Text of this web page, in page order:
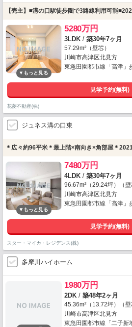
【売主】■溝の口駅徒歩圏で3路線利用可能
5280万円
3LDK / 築30年7ヶ月
57.29m²（壁芯）
川崎市高津区北見方
東急田園都市線「高津」
見学予約(無料)
花菱不動産(株)
ジュネス溝の口東
＊広々約96平米＊最上階×南向き×角部屋＊
7480万円
4LDK / 築30年7ヶ月
96.67m²（29.24坪）（壁
川崎市高津区北見方
東急田園都市線「高津」
見学予約(無料)
スター・マイカ・レジデンス(株)
多摩川ハイホーム
1980万円
2DK / 築48年2ヶ月
45.36m²（13.72坪）（壁
川崎市高津区北見方
東急田園都市線「二子新